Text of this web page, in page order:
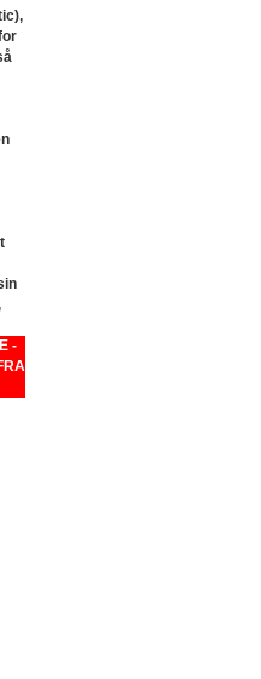
-